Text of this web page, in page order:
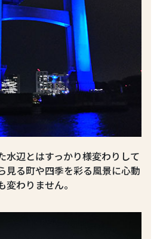
水辺とはすっかり様変わりして
見る町や四季を彩る風景に心動
わりません。